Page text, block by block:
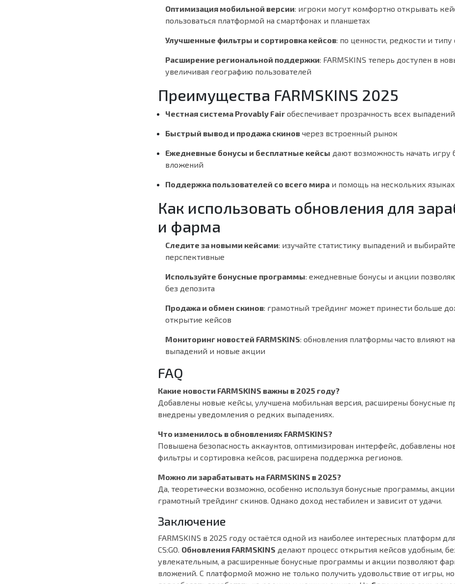
Оптимизация мобильной версии: игроки могут комфортно открывать
пользоваться платформой на смартфонах и планшетах
Улучшенные фильтры и сортировка кейсов: по ценности, редкости и типу
Расширение региональной поддержки: FARMSKINS теперь доступен в
увеличивая географию пользователей
Преимущества FARMSKINS 2025
Честная система Provably Fair обеспечивает прозрачность всех выпадений
Быстрый вывод и продажа скинов через встроенный рынок
Ежедневные бонусы и бесплатные кейсы дают возможность начать игру
вложений
Поддержка пользователей со всего мира и помощь на нескольких языках
Как использовать обновления для
и фарма
Следите за новыми кейсами: изучайте статистику выпадений и
перспективные
Используйте бонусные программы: ежедневные бонусы и акции
без депозита
Продажа и обмен скинов: грамотный трейдинг может принести больше
открытие кейсов
Мониторинг новостей FARMSKINS: обновления платформы часто влияют
выпадений и новые акции
FAQ
Какие новости FARMSKINS важны в 2025 году?
Добавлены новые кейсы, улучшена мобильная версия, расширены бонусные
внедрены уведомления о редких выпадениях.
Что изменилось в обновлениях FARMSKINS?
Повышена безопасность аккаунтов, оптимизирован интерфейс, добавлены
фильтры и сортировка кейсов, расширена поддержка регионов.
Можно ли зарабатывать на FARMSKINS в 2025?
Да, теоретически возможно, особенно используя бонусные программы,
грамотный трейдинг скинов. Однако доход нестабилен и зависит от удачи.
Заключение
FARMSKINS в 2025 году остаётся одной из наиболее интересных платформ
CS:GO. Обновления FARMSKINS делают процесс открытия кейсов удобным,
увлекательным, а расширенные бонусные программы и акции позволяют
вложений. С платформой можно не только получить удовольствие от игры,